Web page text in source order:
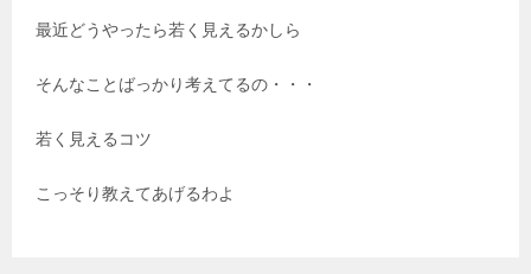
最近どうやったら若く見えるかしら
そんなことばっかり考えてるの・・・
若く見えるコツ
こっそり教えてあげるわよ